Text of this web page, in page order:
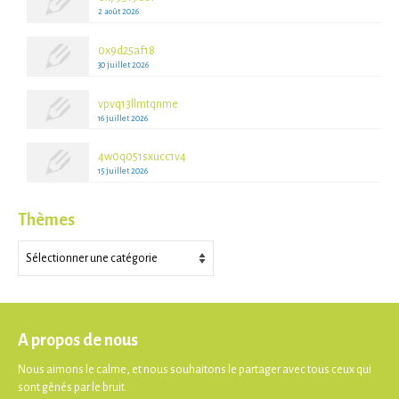
2 août 2026
0x9d25af18
30 juillet 2026
vpvq13llmtqnme
16 juillet 2026
4w0q051sxucc1v4
15 juillet 2026
Thèmes
Thèmes
A propos de nous
Nous aimons le calme, et nous souhaitons le partager avec tous ceux qui
sont gênés par le bruit.